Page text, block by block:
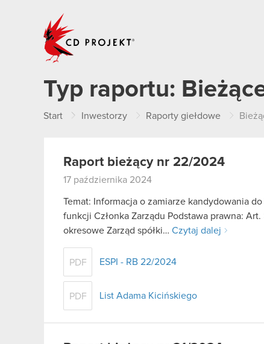
Typ raportu:
Start Inwestorzy Raporty giełdowe
Raport bieżący nr 22/2024
17 października 2024
Temat: Informacja o zamiarze kandydowania
funkcji Członka Zarządu Podstawa prawna:
okresowe Zarząd spółki… Czytaj dalej
PDF ESPI - RB 22/2024
PDF List Adama Kicińskiego